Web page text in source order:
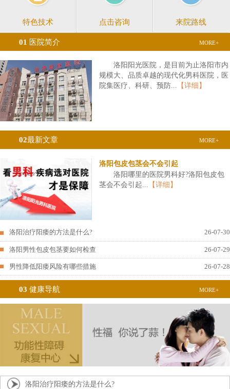
特色技术 点击咨询 来院路线
01 医院简介 MORE+
洛阳阳光医院，是目前为止洛阳市内
规模大、品质卓越的现代化男科医院，医
院集医疗、科研、预防...
【详细】
02最新文章 MORE+
洛阳包皮包茎会不会引起
洛阳哪里的医院男科好?洛阳包皮包
茎会不会引起...
【详细】
洛阳治疗阳痿的方法是什么? 26-07-30
洛阳男性包皮包茎要如何检查 26-07-29
男性降低阳痿风险有哪些措施 26-07-28
03 健康导航 MORE+
洛阳治疗阳痿的方法是什么?